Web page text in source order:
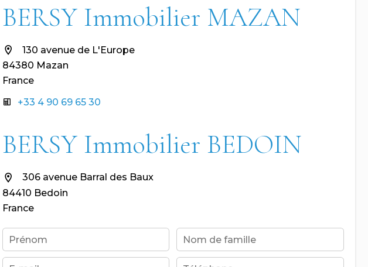
BERSY Immobilier MAZAN
130 avenue de L'Europe
84380 Mazan
France
+33 4 90 69 65 30
BERSY Immobilier BEDOIN
306 avenue Barral des Baux
84410 Bedoin
France